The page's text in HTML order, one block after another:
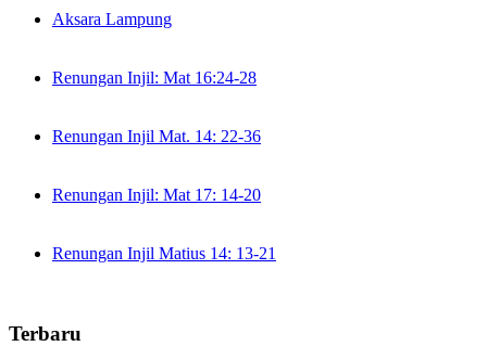
Aksara Lampung
Renungan Injil: Mat 16:24-28
Renungan Injil Mat. 14: 22-36
Renungan Injil: Mat 17: 14-20
Renungan Injil Matius 14: 13-21
Terbaru